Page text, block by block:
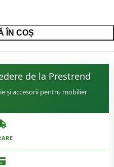
ÎN COȘ
de la Prestrend
și accesorii pentru mobilier